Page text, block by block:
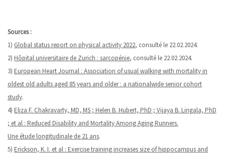
Sources :
1) Global status report on physical activity 2022, consulté le 22.02.2024.
2) Hôpital universitaire de Zurich : sarcopénie, consulté le 22.02.2024.
3) European Heart Journal : Association of usual walking with mortality in
oldest old adults aged 85 years and older : a nationalwide senior cohort
study.
4) Eliza F. Chakravarty, MD, MS ; Helen B. Hubert, PhD ; Vijaya B. Lingala, PhD
; et al : Reduced Disability and Mortality Among Aging Runners.
Une étude longitudinale de 21 ans.
5) Erickson, K. I. et al : Exercise training increases size of hippocampus and